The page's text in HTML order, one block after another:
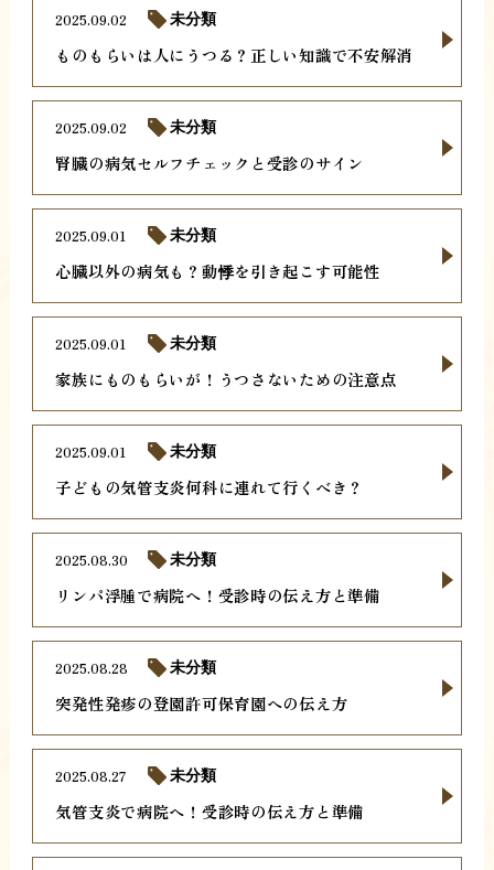
ものもらいは人にうつる？正しい知識で不安解消
2025.09.02 未分類
腎臓の病気セルフチェックと受診のサイン
2025.09.02 未分類
心臓以外の病気も？動悸を引き起こす可能性
2025.09.01 未分類
家族にものもらいが！うつさないための注意点
2025.09.01 未分類
子どもの気管支炎何科に連れて行くべき？
2025.09.01 未分類
リンパ浮腫で病院へ！受診時の伝え方と準備
2025.08.30 未分類
突発性発疹の登園許可保育園への伝え方
2025.08.28 未分類
気管支炎で病院へ！受診時の伝え方と準備
2025.08.27 未分類